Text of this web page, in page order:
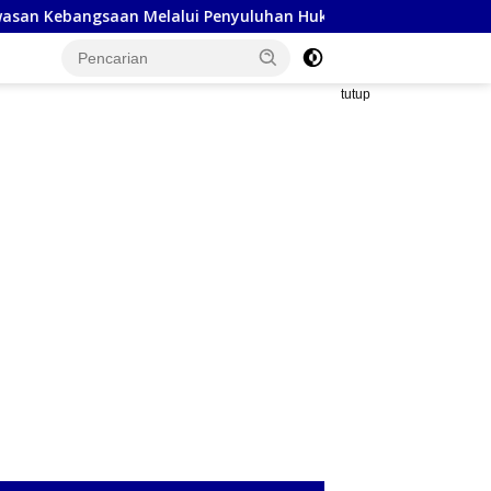
Penyuluhan Hukum Empat Pilar Kebangsaan
tutup